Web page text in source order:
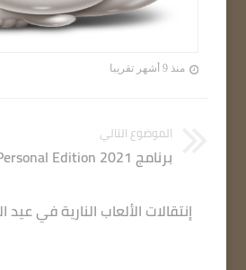
منذ 9 أشهر تقريبا
الموضوع التالي
إنتقالات الألعاب النارية في عيد